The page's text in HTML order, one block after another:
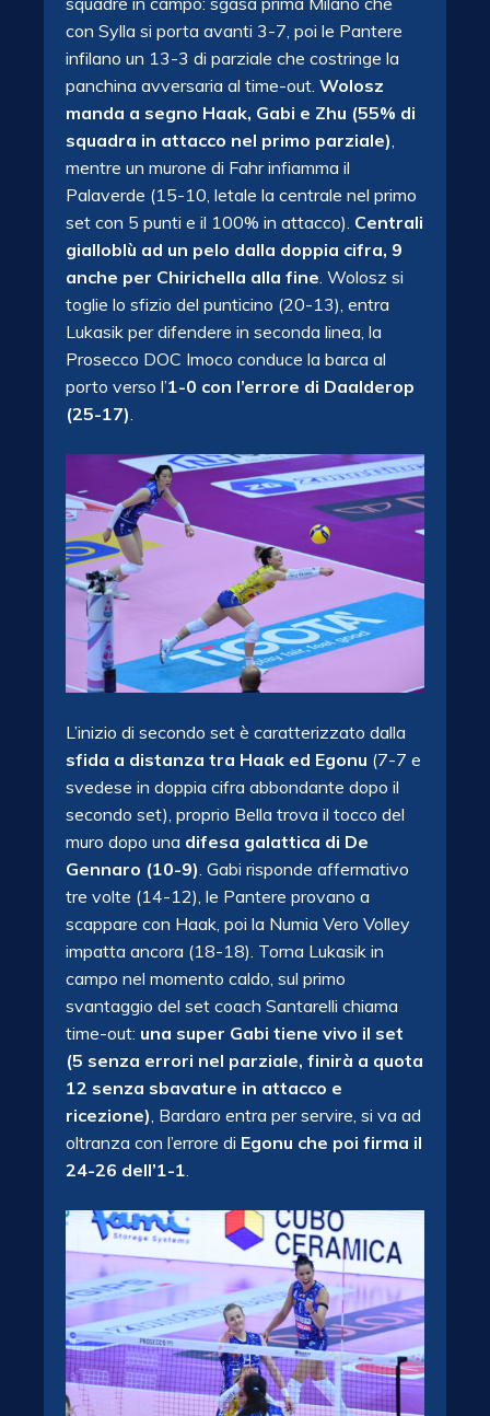
con Sylla si porta avanti 3-7, poi le Pantere
infilano un 13-3 di parziale che costringe la
panchina avversaria al time-out. Wolosz
manda a segno Haak, Gabi e Zhu (55% di
squadra in attacco nel primo parziale)
mentre un murone di Fahr infiamma il
Palaverde (15-10, letale la centrale nel primo
set con 5 punti e il 100% in attacco). Centrali
gialloblù ad un pelo dalla doppia cifra, 9
anche per Chirichella alla fine . Wolosz si
toglie lo sfizio del punticino (20-13), entra
Lukasik per difendere in seconda linea, la
Prosecco DOC Imoco conduce la barca al
porto verso l’1-0 con l’errore di Daalderop
(25-17)
L’inizio di secondo set è caratterizzato dalla
sfida a distanza tra Haak ed Egonu (7-7 e
svedese in doppia cifra abbondante dopo il
secondo set), proprio Bella trova il tocco del
muro dopo una difesa galattica di De
Gennaro (10-9). Gabi risponde affermativo
tre volte (14-12), le Pantere provano a
scappare con Haak, poi la Numia Vero Volley
impatta ancora (18-18). Torna Lukasik in
campo nel momento caldo, sul primo
svantaggio del set coach Santarelli chiama
time-out: una super Gabi tiene vivo il set
(5 senza errori nel parziale, finirà a quota
12 senza sbavature in attacco e
ricezione), Bardaro entra per servire, si va ad
oltranza con l’errore di Egonu che poi firma il
24-26 dell’1-1.